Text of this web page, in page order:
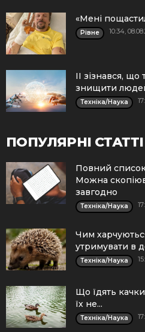
«Мені
Рівне 10:34,
ІІ зізнався,
знищити
Техніка/Наука
ПОПУЛЯРНІ СТАТТІ
Повний список
Можна
завгодно
Техніка/Наука
Чим
утримувати в
Техніка/Наука
Що їдять
їх не...
Техніка/Наука